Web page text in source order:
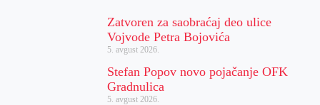
Zatvoren za saobraćaj deo ulice
Vojvode Petra Bojovića
5. avgust 2026.
Stefan Popov novo pojačanje OFK
Gradnulica
5. avgust 2026.